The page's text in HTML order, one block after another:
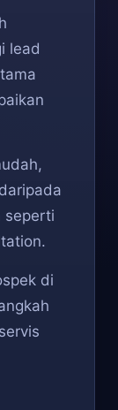
lead
seperti
di